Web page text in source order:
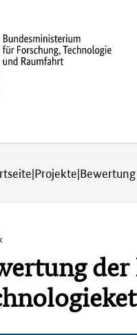
Projekte